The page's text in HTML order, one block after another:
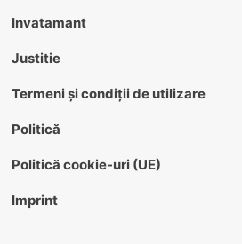
Invatamant
Justitie
Termeni și condiții de utilizare
Politică
Politică cookie-uri (UE)
Imprint